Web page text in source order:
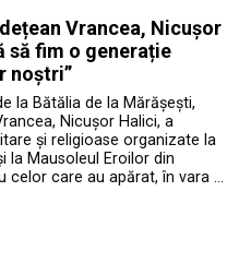
Vrancea, Nicușor
să fim o generație
noștri”
la Bătălia de la Mărășești,
Nicușor Halici, a
și religioase organizate la
la Mausoleul Eroilor din
celor care au apărat, în vara …